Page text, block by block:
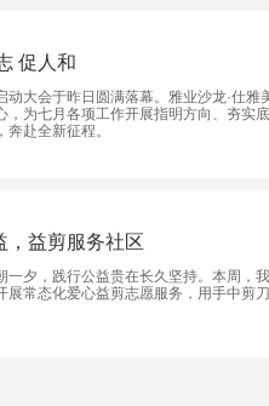
促人和
动大会于昨日圆满落幕。雅业沙龙·仕雅
，为七月各项工作开展指明方向、夯实
赴全新征程。
，益剪服务社区
一夕，践行公益贵在长久坚持。本周，
展常态化爱心益剪志愿服务，用手中剪